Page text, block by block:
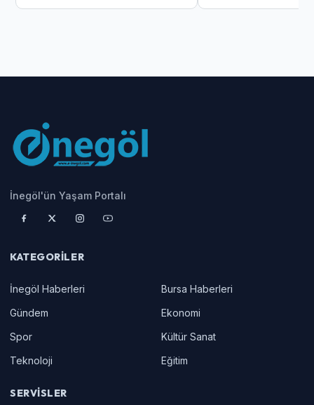
İnegöl'ün Yaşam Portalı
KATEGORILER
İnegöl Haberleri
Bursa Haberleri
Gündem
Ekonomi
Spor
Kültür Sanat
Teknoloji
Eğitim
SERVISLER